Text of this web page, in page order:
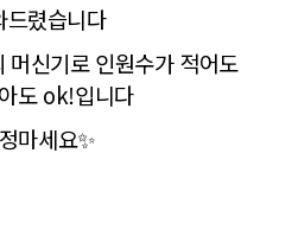
드렸습니다
머신기로 인원수가 적어도
도 ok!입니다
마세요✨